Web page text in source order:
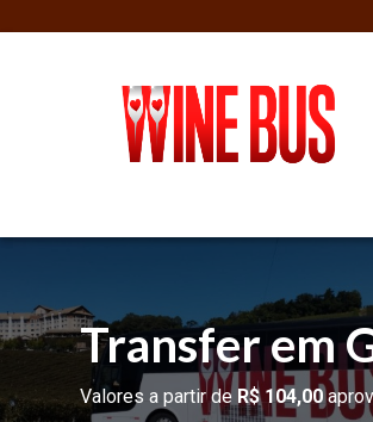
Transfer em
Valores a partir de R$ 104,00